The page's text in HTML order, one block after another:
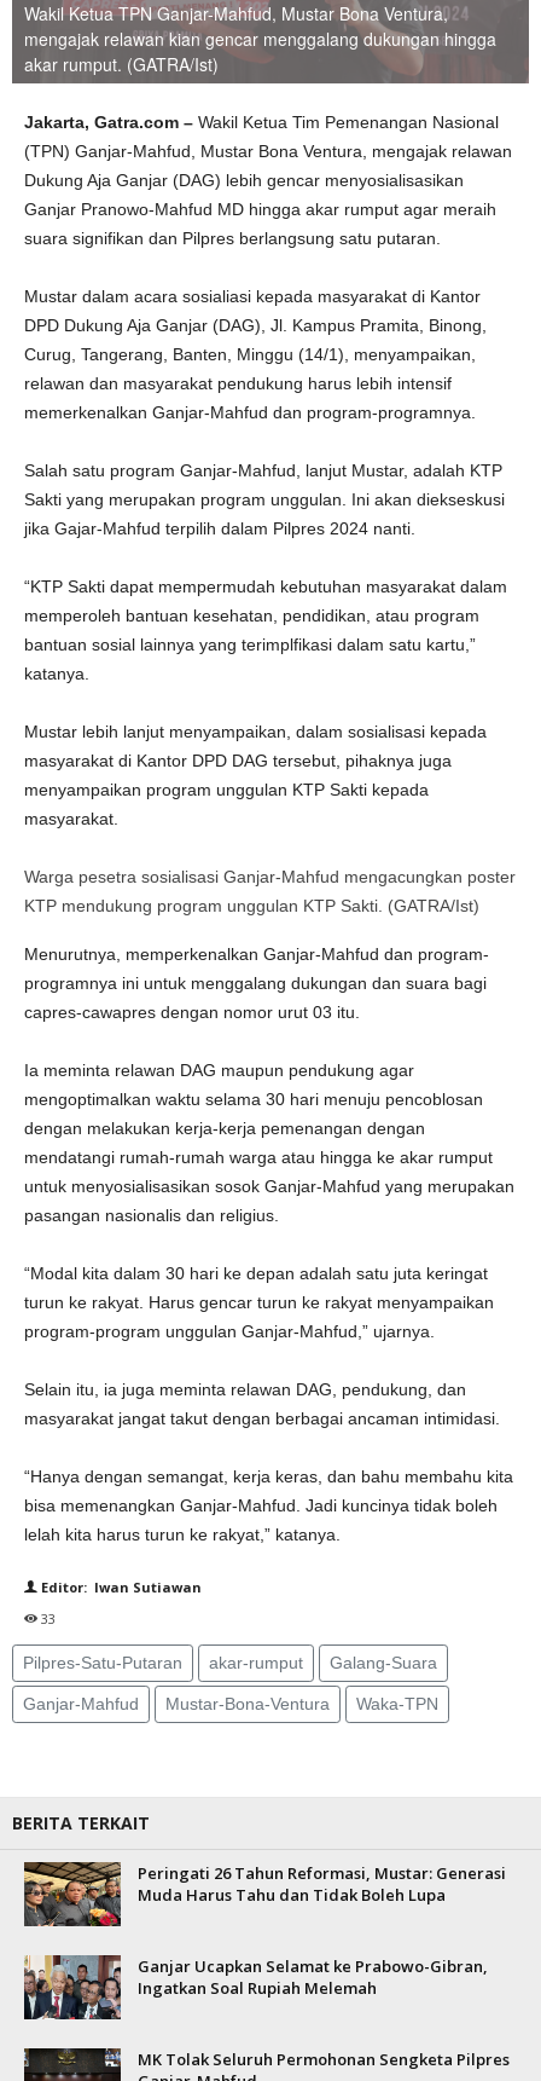
Wakil Ketua TPN Ganjar-Mahfud, Mustar Bona Ventura,
mengajak relawan kian gencar menggalang dukungan hingga
akar rumput. (GATRA/Ist)
Jakarta, Gatra.com – Wakil Ketua Tim Pemenangan Nasional
(TPN) Ganjar-Mahfud, Mustar Bona Ventura, mengajak relawan
Dukung Aja Ganjar (DAG) lebih gencar menyosialisasikan
Ganjar Pranowo-Mahfud MD hingga akar rumput agar meraih
suara signifikan dan Pilpres berlangsung satu putaran.
Mustar dalam acara sosialiasi kepada masyarakat di Kantor
DPD Dukung Aja Ganjar (DAG), Jl. Kampus Pramita, Binong,
Curug, Tangerang, Banten, Minggu (14/1), menyampaikan,
relawan dan masyarakat pendukung harus lebih intensif
memerkenalkan Ganjar-Mahfud dan program-programnya.
Salah satu program Ganjar-Mahfud, lanjut Mustar, adalah KTP
Sakti yang merupakan program unggulan. Ini akan diekseskusi
jika Gajar-Mahfud terpilih dalam Pilpres 2024 nanti.
“KTP Sakti dapat mempermudah kebutuhan masyarakat dalam
memperoleh bantuan kesehatan, pendidikan, atau program
bantuan sosial lainnya yang terimplfikasi dalam satu kartu,”
katanya.
Mustar lebih lanjut menyampaikan, dalam sosialisasi kepada
masyarakat di Kantor DPD DAG tersebut, pihaknya juga
menyampaikan program unggulan KTP Sakti kepada
masyarakat.
Warga pesetra sosialisasi Ganjar-Mahfud mengacungkan poster
KTP mendukung program unggulan KTP Sakti. (GATRA/Ist)
Menurutnya, memperkenalkan Ganjar-Mahfud dan program-
programnya ini untuk menggalang dukungan dan suara bagi
capres-cawapres dengan nomor urut 03 itu.
Ia meminta relawan DAG maupun pendukung agar
mengoptimalkan waktu selama 30 hari menuju pencoblosan
dengan melakukan kerja-kerja pemenangan dengan
mendatangi rumah-rumah warga atau hingga ke akar rumput
untuk menyosialisasikan sosok Ganjar-Mahfud yang merupakan
pasangan nasionalis dan religius.
“Modal kita dalam 30 hari ke depan adalah satu juta keringat
turun ke rakyat. Harus gencar turun ke rakyat menyampaikan
program-program unggulan Ganjar-Mahfud,” ujarnya.
Selain itu, ia juga meminta relawan DAG, pendukung, dan
masyarakat jangat takut dengan berbagai ancaman intimidasi.
“Hanya dengan semangat, kerja keras, dan bahu membahu kita
bisa memenangkan Ganjar-Mahfud. Jadi kuncinya tidak boleh
lelah kita harus turun ke rakyat,” katanya.
Editor: Iwan Sutiawan
33
Pilpres-Satu-Putaran akar-rumput Galang-Suara
Ganjar-Mahfud Mustar-Bona-Ventura Waka-TPN
BERITA TERKAIT
Peringati 26 Tahun Reformasi, Mustar: Generasi
Muda Harus Tahu dan Tidak Boleh Lupa
Ganjar Ucapkan Selamat ke Prabowo-Gibran,
Ingatkan Soal Rupiah Melemah
MK Tolak Seluruh Permohonan Sengketa Pilpres